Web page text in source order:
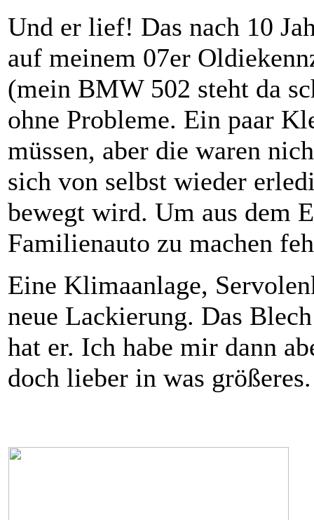
Und er lief! Das nach 10
auf meinem 07er
(mein BMW 502 steht da
ohne Probleme. Ein paar
müssen, aber die waren
sich von selbst wieder
bewegt wird. Um aus dem
Familienauto zu machen
Eine Klimaanlage,
neue Lackierung. Das
hat er. Ich habe mir dann
doch lieber in was größeres.